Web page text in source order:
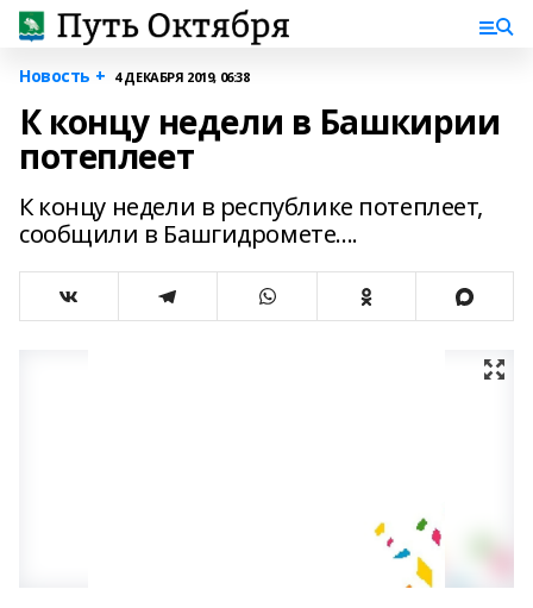
Новость + 4 ДЕКАБРЯ 2019, 06:38
К концу недели в Башкирии
потеплеет
К концу недели в республике потеплеет,
сообщили в Башгидромете....